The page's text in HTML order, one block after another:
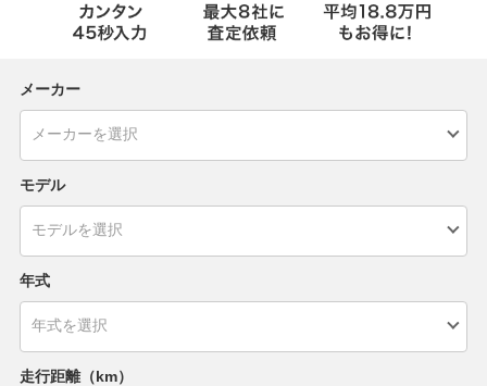
メーカー
モデル
年式
走行距離（km）